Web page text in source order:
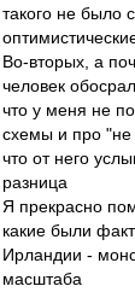
такого не было
Во-вторых, а
человек
что у меня не
схемы и про
что от него
разница
Я прекрасно
какие были
Ирландии -
масштаба